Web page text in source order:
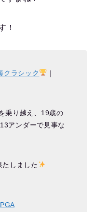
！
クラシック
｜
乗り越え、19歳の
アンダーで見事な
しました